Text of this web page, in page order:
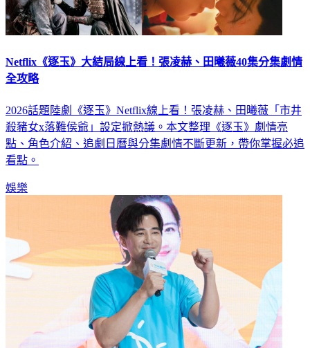
Netflix《逐玉》大結局線上看！張凌赫、田曦薇40集分集劇情
全攻略
2026話題陸劇《逐玉》Netflix線上看！張凌赫、田曦薇「市井
殺豬女x落難侯爺」設定掀熱議。本文整理《逐玉》劇情亮
點、角色介紹、追劇日曆與分集劇情不斷更新，帶你掌握必追
看點。
娛樂